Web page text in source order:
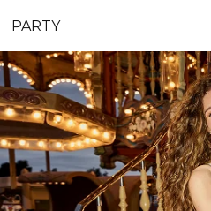
PARTY